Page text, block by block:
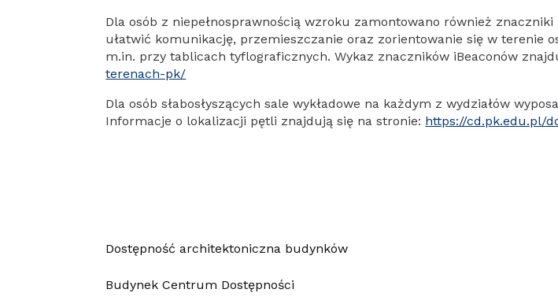
Dla osób z niepełnosprawnością wzroku zamontowano również
ułatwić komunikację, przemieszczanie oraz zorientowanie się w terenie
m.in. przy tablicach tyflograficznych. Wykaz znaczników iBeaconów
terenach-pk/
Dla osób słabosłyszących sale wykładowe na każdym z wydziałów
Informacje o lokalizacji pętli znajdują się na stronie: https://cd.pk.edu.pl/
Dostępność architektoniczna budynków
Budynek Centrum Dostępności